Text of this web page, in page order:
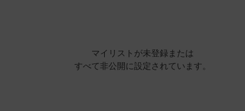
マイリストが未登録または
すべて非公開に設定されています。